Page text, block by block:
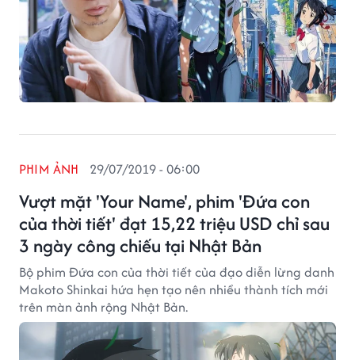
Vượt mặt 'Your Name', phim 'Đứa con
của thời tiết' đạt 15,22 triệu USD chỉ sau
3 ngày công chiếu tại Nhật Bản
PHIM ẢNH 29/07/2019 - 06:00
Bộ phim Đứa con của thời tiết của đạo diễn lừng danh
Makoto Shinkai hứa hẹn tạo nên nhiều thành tích mới
trên màn ảnh rộng Nhật Bản.